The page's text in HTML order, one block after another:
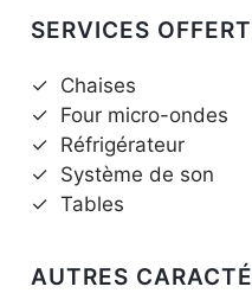
SERVICES
✓ Chaises
✓ Four micro-ondes
✓ Réfrigérateur
✓ Système de son
✓ Tables
AUTRES